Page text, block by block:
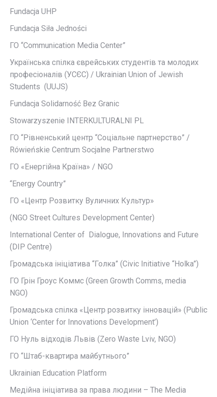
Fundacja UHP
Fundacja Siła Jedności
ГО “Communication Media Center”
Українська спілка єврейських студентів та молодих
професіоналів (УСЄС) / Ukrainian Union of Jewish
Students (UUJS)
Fundacja Solidarność Bez Granic
Stowarzyszenie INTERKULTURALNI PL
ГО “Рівненський центр “Соціальне партнерство” /
Rówieńskie Centrum Socjalne Partnerstwo
ГО «Енергійна Країна» / NGO
“Energy Country”
ГО «Центр Розвитку Вуличних Культур»
(NGO Street Cultures Development Center)
International Center of Dialogue, Innovations and Future
(DIP Centre)
Громадська ініціатива “Голка” (Civic Initiative “Holka”)
ГО Грін Гроус Коммс (Green Growth Comms, media
NGO)
Громадська спілка «Центр розвитку інновацій» (Public
Union ‘Center for Innovations Development’)
ГО Нуль відходів Львів (Zero Waste Lviv, NGO)
ГО “Штаб-квартира майбутнього”
Ukrainian Education Platform
Медійна ініціатива за права людини – The Media